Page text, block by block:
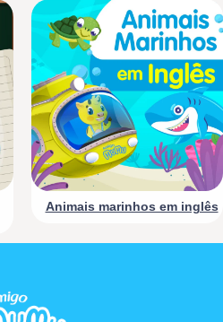
Animais marinhos em inglês